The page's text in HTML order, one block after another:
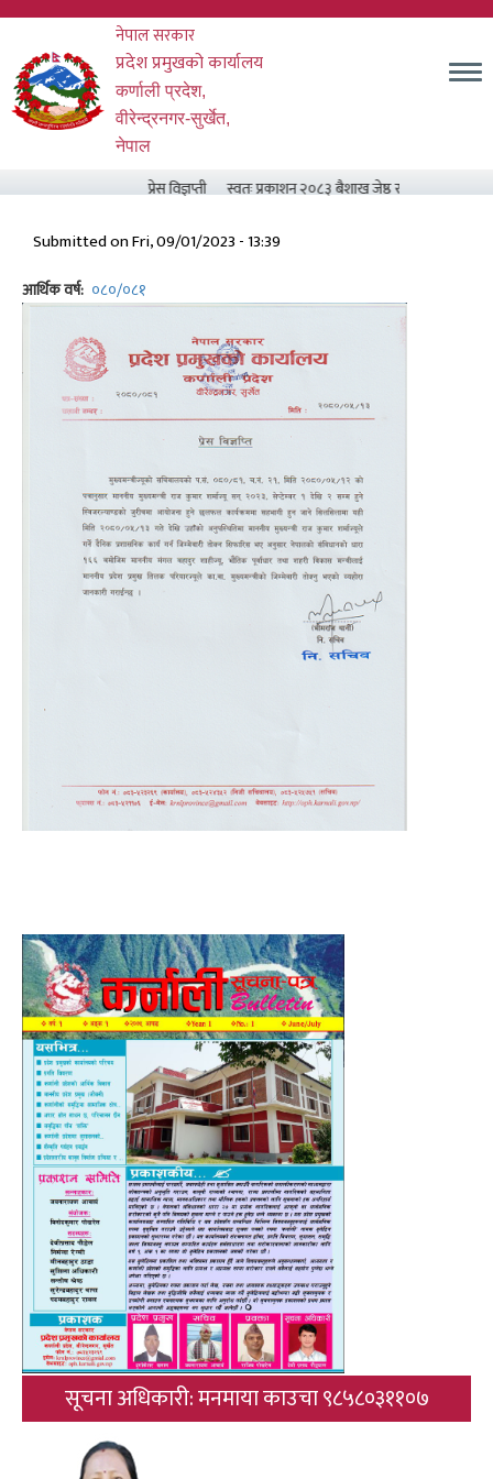
Skip
main
content
नेपाल सरकार
प्रदेश प्रमुखको कार्यालय
कर्णाली प्रदेश,
वीरेन्द्रनगर-सुर्खेत,
नेपाल
प्रेस विज्ञप्ती स्वतः प्रकाशन २०८३ बैशाख जेष्ठ र असार मसान्त सम्म
Submitted onFri, 09/01/2023 - 13:39
आर्थिक वर्ष ०८०/०८१
सूचना अधिकारी: मनमाया काउचा ९८५८०३११०७